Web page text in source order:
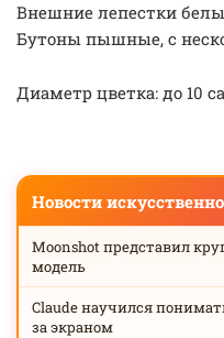
Внешние лепестки
Бутоны пышные, с
Диаметр цветка: до 10
Новости
Moonshot представил
модель
Claude научился
за экраном